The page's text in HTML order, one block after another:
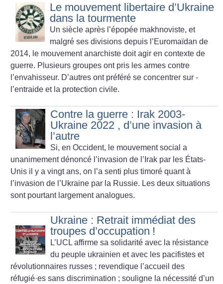
Le mouvement libertaire d’Ukraine
dans la tourmente
Un siècle après l’épopée makhnoviste, et
malgré ses divisions depuis l’Euromaïdan de
2014, le mouvement anarchiste doit agir en contexte de
guerre. Plusieurs groupes ont pris les armes contre
l’envahisseur. D’autres ont préféré se concentrer sur ­
l’entraide et la protection civile.
Contre la guerre : Irak 2003-
Ukraine 2022 , d’une invasion à
l’autre
Si, en Occident, le mouvement social a
unanimement dénoncé l’invasion de l’Irak par les États-
Unis il y a vingt ans, on l’a senti plus timoré quant à
l’invasion de l’Ukraine par la Russie. Les deux situations
sont pourtant largement analogues.
Ukraine : Retrait immédiat des
troupes d’occupation !
L’UCL affirme sa solidarité avec la résistance
du peuple ukrainien et avec les pacifistes et
révolutionnaires russes ; revendique l’accueil des
réfugié·es sans discrimination ; souligne la nécessité d’un